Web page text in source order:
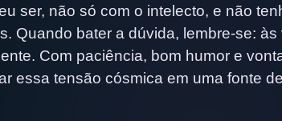
ser, não só com o intelecto, e não
Quando bater a dúvida, lembre-se:
Com paciência, bom humor e
essa tensão cósmica em uma fonte